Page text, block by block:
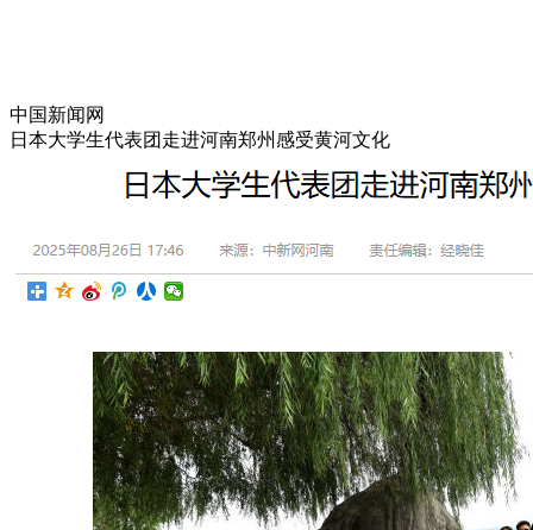
中国新闻网
日本大学生代表团走进河南郑州感受黄河文化